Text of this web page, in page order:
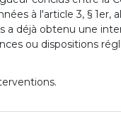
à l'article 3, § 1er,
a déjà obtenu une
ou dispositions